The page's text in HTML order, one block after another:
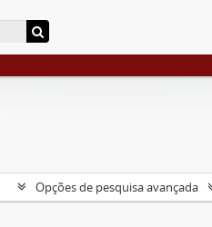
Opções de pesquisa avançada